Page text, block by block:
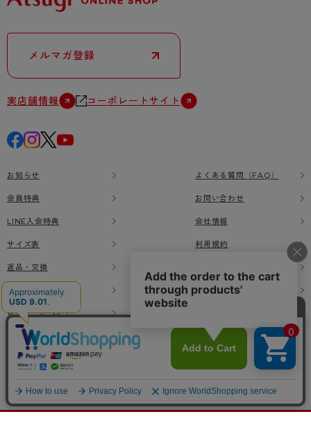
メルマガ登録
実店舗情報 コーポレートサイト
お知らせ
会員特典
LINE入会特典
サイズ表
返品・交換
ご利用ガイド
レビューについて
よくある質問（FAQ）
お問い合わせ
会社情報
利用規約
プライバシーポリシー
本ウェブサイト上に掲載されている画像、イラストなどの著作物の全部または一部をアツ
ギオンラインショップの了承なく無断で使用、複製することを禁じます。